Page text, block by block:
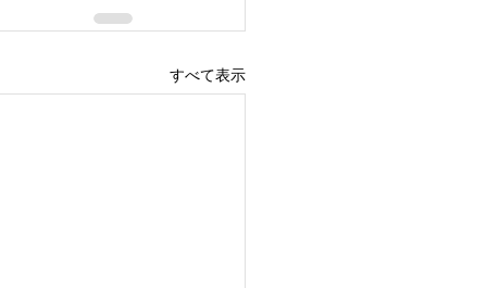
すべて表示